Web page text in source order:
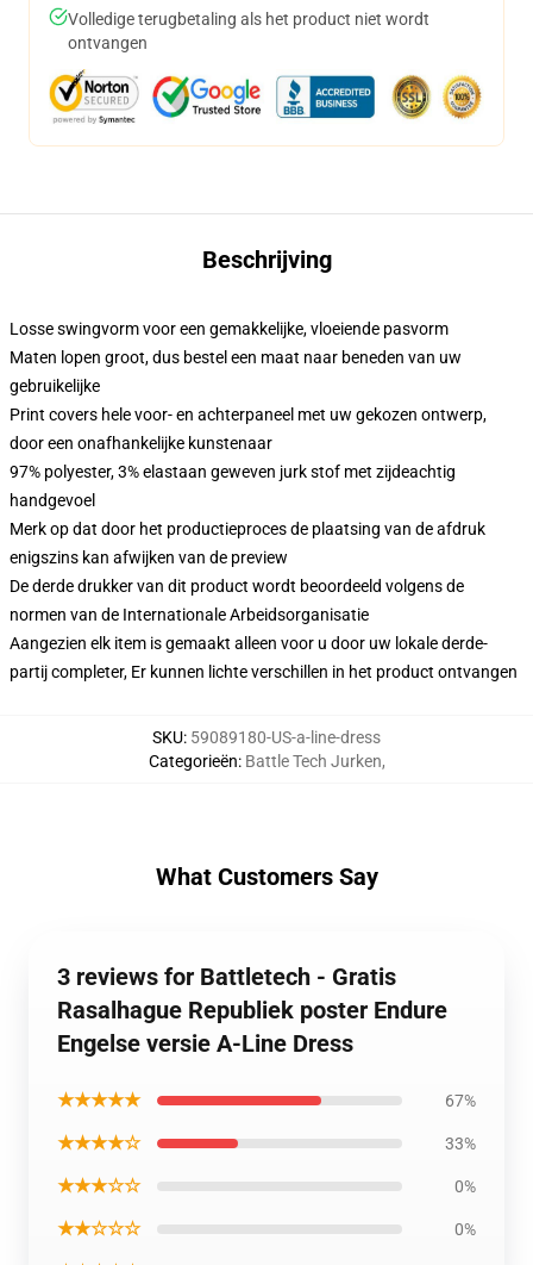
Volledige terugbetaling als het product niet wordt
ontvangen
Beschrijving
Losse swingvorm voor een gemakkelijke, vloeiende pasvorm
Maten lopen groot, dus bestel een maat naar beneden van uw
gebruikelijke
Print covers hele voor- en achterpaneel met uw gekozen ontwerp,
door een onafhankelijke kunstenaar
97% polyester, 3% elastaan geweven jurk stof met zijdeachtig
handgevoel
Merk op dat door het productieproces de plaatsing van de afdruk
enigszins kan afwijken van de preview
De derde drukker van dit product wordt beoordeeld volgens de
normen van de Internationale Arbeidsorganisatie
Aangezien elk item is gemaakt alleen voor u door uw lokale derde-
partij completer, Er kunnen lichte verschillen in het product ontvangen
SKU: 59089180-US-a-line-dress
Categorieën: Battle Tech Jurken,
What Customers Say
3 reviews for Battletech - Gratis
Rasalhague Republiek poster Endure
Engelse versie A-Line Dress
★★★★★ 67%
★★★★☆ 33%
★★★☆☆ 0%
★★☆☆☆ 0%